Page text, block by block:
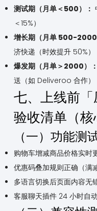
测试期（月单＜500）：
＜15%）
增长期（月单 500-2000
济快递（时效提升 50%）
爆发期（月单＞2000）：
送（如 Deliveroo 合作）
七、上线前
验收清单（核
（一）功能测
购物车增减商品价格实时
优惠码叠加规则正确（满
多语言切换后页面内容无
客服聊天插件 24 小时自